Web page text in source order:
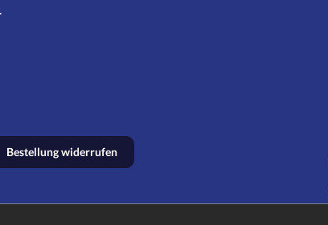
Bestellung widerrufen